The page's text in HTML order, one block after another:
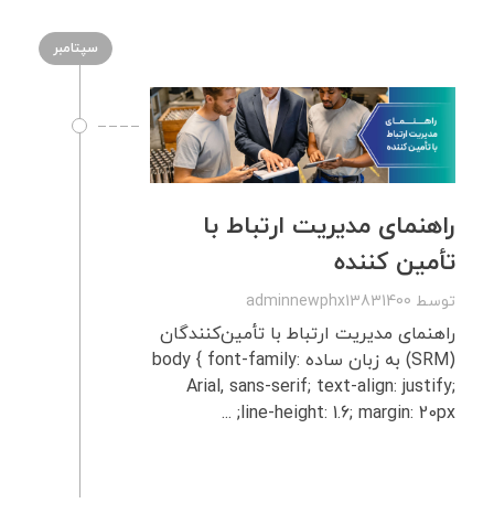
سپتامبر
راهنمای مدیریت ارتباط با
تأمین‌ کننده
توسط adminnewphx13831400
راهنمای مدیریت ارتباط با تأمین‌کنندگان
(SRM) به زبان ساده body { font-family:
Arial, sans-serif; text-align: justify;
line-height: 1.6; margin: 20px; ...